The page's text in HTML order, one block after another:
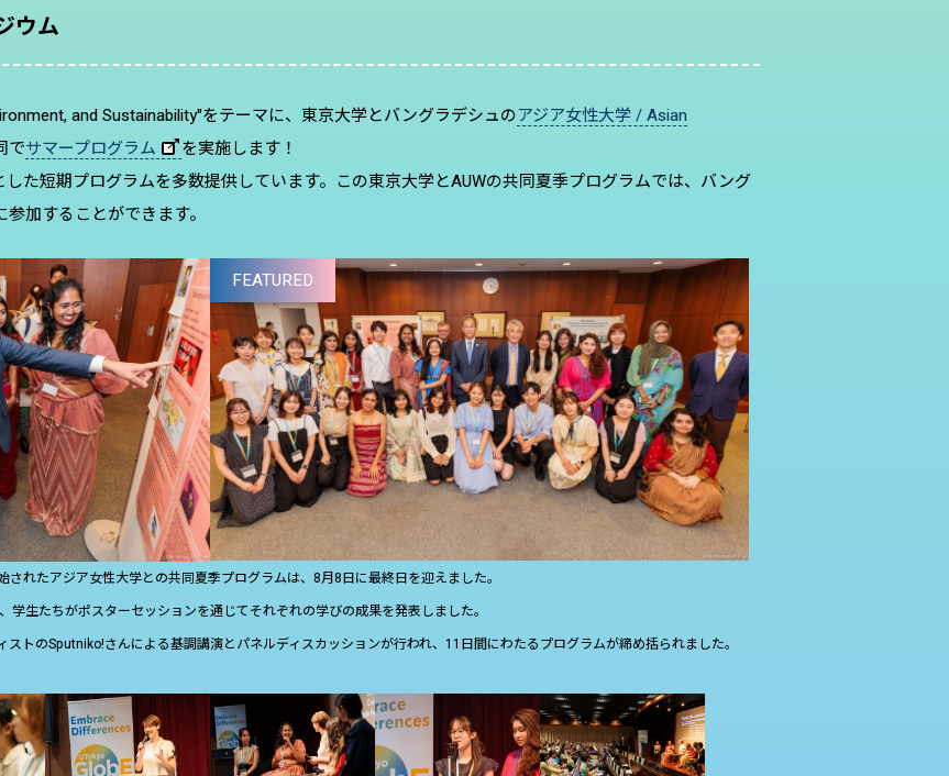
ウム
and Sustainability"をテーマに、東京大学とバングラデシュのアジア女性大学 / Asian
でサマープログラム
を実施します！
た短期プログラムを多数提供しています。この東京大学とAUWの共同夏季プログラムでは、バング
加することができます。
FEATURED
されたアジア女性大学との共同夏季プログラムは、8月8日に最終日を迎えました。
学生たちがポスターセッションを通じてそれぞれの学びの成果を発表しました。
トのSputniko!さんによる基調講演とパネルディスカッションが行われ、11日間にわたるプログラムが締め括られました。